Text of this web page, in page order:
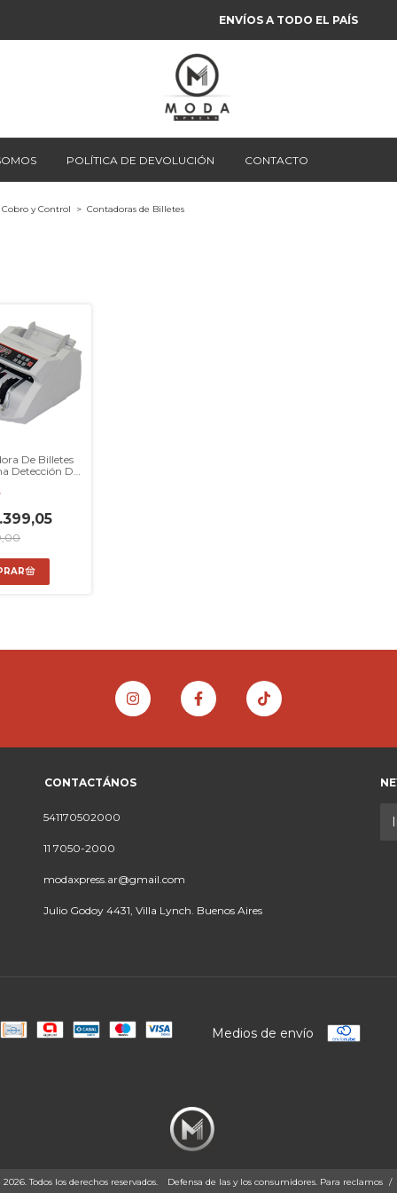
ENVÍOS A TODO EL PAÍS
POLÍTICA DE DEVOLUCIÓN CONTACTO
Cobro y Control > Contadoras de Billetes
De Billetes
Detección De
CONTACTÁNOS
541170502000
11 7050-2000
modaxpress.ar@gmail.com
Julio Godoy 4431, Villa Lynch. Buenos Aires
Medios de envío
Todos los derechos reservados. Defensa de las y los consumidores. Para reclamos /